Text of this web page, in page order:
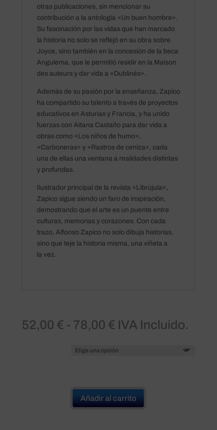
otras publicaciones, sin mencionar su
contribución a la antología «Un buen hombre».
Su fascinación por las vidas que han marcado
la historia no solo se reflejó en su obra sobre
Joyce, sino también en la concesión de la beca
Angulema, que le permitió residir en la Maison
des auteurs y dar vida a «Dublinés».
Además de su pasión por la enseñanza, Zapico
ha compartido su talento a través de proyectos
educativos en Asturias y Francia, y ha unido
fuerzas con Aitana Castaño para dar vida a
obras como «Los niños de humo»,
«Carboneras» y «Rastros de ceniza», cada
una de ellas una ventana a realidades distintas
y profundas.
Ilustrador principal de la revista «Librújula»,
Zapico sigue siendo un faro de inspiración,
demostrando que el arte es un puente entre
culturas, memorias y corazones. Con cada
trazo, Alfonso Zapico no solo dibuja historias,
sino que teje la historia misma, una viñeta a
la vez.
52,00 € - 78,00 €Rango
precios:
78,00 €
IVA Incluido.
Añadir al carrito